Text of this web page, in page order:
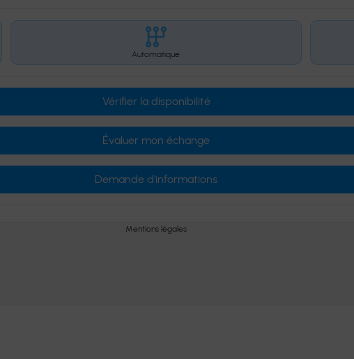
Automatique
Vérifier la disponibilité
Évaluer mon échange
Demande d'informations
Mentions légales